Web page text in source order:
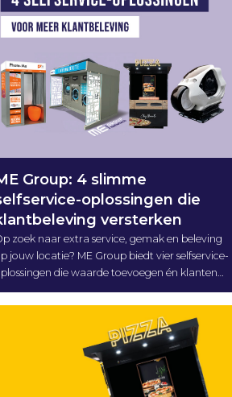
Group: 4 slimme
oplossingen die
versterken
zoek naar extra service, gemak en beleving
jouw locatie? ME Group biedt vier selfservice-
die waarde toevoegen én klanten
Feed-ME en Amuse-ME.